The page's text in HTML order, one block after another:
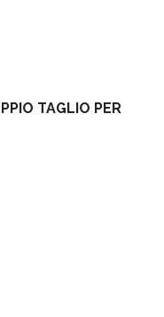
TAGLIO PER